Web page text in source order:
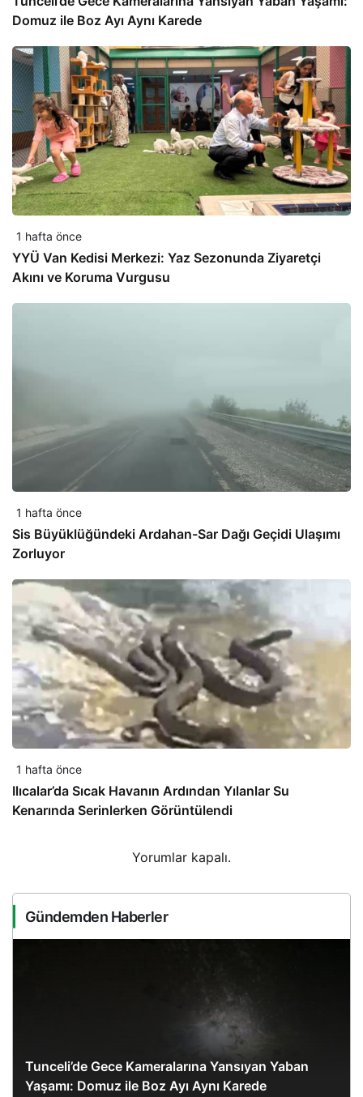
Domuz ile Boz Ayı Aynı Karede
1 hafta önce
YYÜ Van Kedisi Merkezi: Yaz Sezonunda Ziyaretçi
Akını ve Koruma Vurgusu
1 hafta önce
Sis Büyüklüğündeki Ardahan-Sar Dağı Geçidi Ulaşımı
Zorluyor
1 hafta önce
Ilıcalar’da Sıcak Havanın Ardından Yılanlar Su
Kenarında Serinlerken Görüntülendi
Yorumlar kapalı.
Gündemden Haberler
Tunceli’de Gece Kameralarına Yansıyan Yaban
Yaşamı: Domuz ile Boz Ayı Aynı Karede